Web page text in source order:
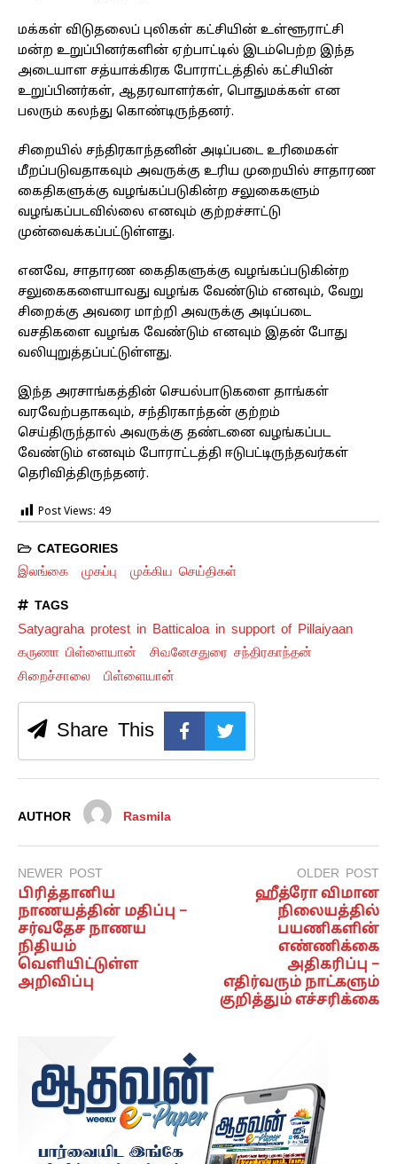
மக்கள் விடுதலைப் புலிகள் கட்சியின் உள்ளூராட்சி
மன்ற உறுப்பினர்களின் ஏற்பாட்டில் இடம்பெற்ற இந்த
அடையாள சத்யாக்கிரக போராட்டத்தில் கட்சியின்
உறுப்பினர்கள், ஆதரவாளர்கள், பொதுமக்கள் என
பலரும் கலந்து கொண்டிருந்தனர்.
சிறையில் சந்திரகாந்தனின் அடிப்படை உரிமைகள்
மீறப்படுவதாகவும் அவருக்கு உரிய முறையில் சாதாரண
கைதிகளுக்கு வழங்கப்படுகின்ற சலுகைகளும்
வழங்கப்படவில்லை எனவும் குற்றச்சாட்டு
முன்வைக்கப்பட்டுள்ளது.
எனவே, சாதாரண கைதிகளுக்கு வழங்கப்படுகின்ற
சலுகைகளையாவது வழங்க வேண்டும் எனவும், வேறு
சிறைக்கு அவரை மாற்றி அவருக்கு அடிப்படை
வசதிகளை வழங்க வேண்டும் எனவும் இதன் போது
வலியுறுத்தப்பட்டுள்ளது.
இந்த அரசாங்கத்தின் செயல்பாடுகளை தாங்கள்
வரவேற்பதாகவும், சந்திரகாந்தன் குற்றம்
செய்திருந்தால் அவருக்கு தண்டனை வழங்கப்பட
வேண்டும் எனவும் போராட்டத்தி ஈடுபட்டிருந்தவர்கள்
தெரிவித்திருந்தனர்.
Post Views: 49
CATEGORIES
இலங்கை முகப்பு முக்கிய செய்திகள்
TAGS
Satyagraha protest in Batticaloa in support of Pillaiyaan
கருணா பிள்ளையான்
சிவனேசதுரை சந்திரகாந்தன்
சிறைச்சாலை
பிள்ளையான்
Share This
AUTHOR Rasmila
NEWER POST
பிரித்தானிய
நாணயத்தின் மதிப்பு –
சர்வதேச நாணய
நிதியம்
வெளியிட்டுள்ள
அறிவிப்பு
OLDER POST
ஹீத்ரோ விமான
நிலையத்தில்
பயணிகளின்
எண்ணிக்கை
அதிகரிப்பு –
எதிர்வரும் நாட்களும்
குறித்தும் எச்சரிக்கை